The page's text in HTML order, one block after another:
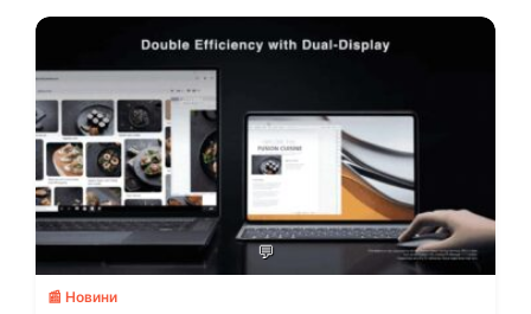
💬
📰 Новини